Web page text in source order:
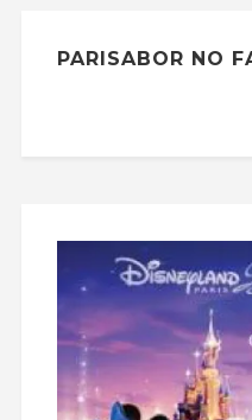
PARISABOR NO